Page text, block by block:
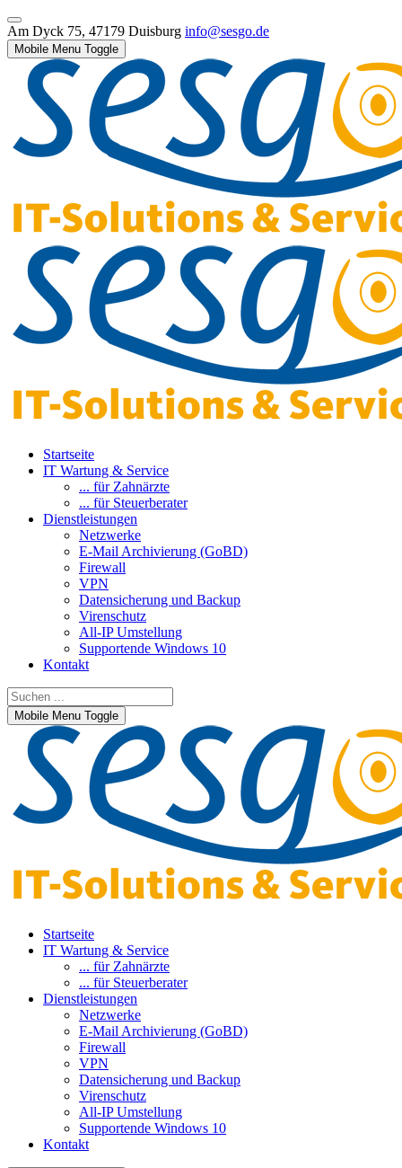
Am Dyck 75, 47179 Duisburg info@sesgo.de
Mobile Menu Toggle
Startseite
IT Wartung & Service
... für Zahnärzte
... für Steuerberater
Dienstleistungen
Netzwerke
E-Mail Archivierung (GoBD)
Firewall
VPN
Datensicherung und Backup
Virenschutz
All-IP Umstellung
Supportende Windows 10
Kontakt
Mobile Menu Toggle
Startseite
IT Wartung & Service
... für Zahnärzte
... für Steuerberater
Dienstleistungen
Netzwerke
E-Mail Archivierung (GoBD)
Firewall
VPN
Datensicherung und Backup
Virenschutz
All-IP Umstellung
Supportende Windows 10
Kontakt